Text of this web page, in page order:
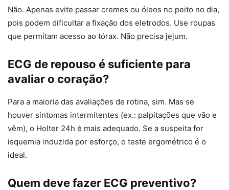
Não. Apenas evite passar cremes ou óleos no peito no dia,
pois podem dificultar a fixação dos eletrodos. Use roupas
que permitam acesso ao tórax. Não precisa jejum.
ECG de repouso é suficiente para
avaliar o coração?
Para a maioria das avaliações de rotina, sim. Mas se
houver sintomas intermitentes (ex.: palpitações que vão e
vêm), o Holter 24h é mais adequado. Se a suspeita for
isquemia induzida por esforço, o teste ergométrico é o
ideal.
Quem deve fazer ECG preventivo?